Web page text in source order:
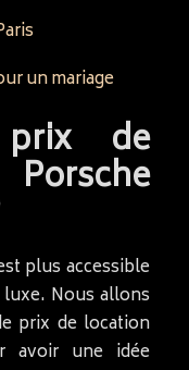
un mariage
de
plus accessible
luxe. Nous allons
prix de location
avoir une idée